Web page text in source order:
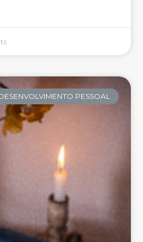
PESSOAL